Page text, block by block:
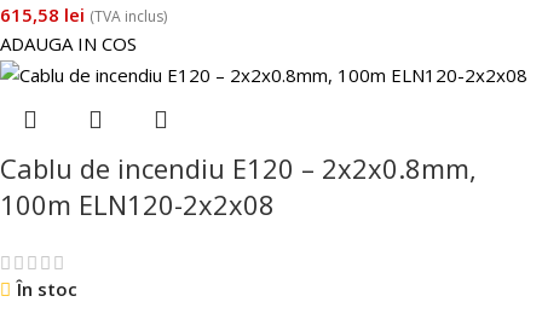
615,58 lei (TVA inclus)
ADAUGA IN COS
Cablu de incendiu E120 – 2x2x0.8mm,
100m ELN120-2x2x08
În stoc